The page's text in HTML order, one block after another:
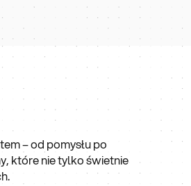
– od pomysłu po
które nie tylko świetnie